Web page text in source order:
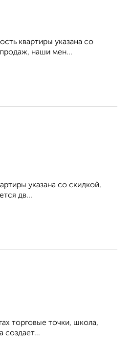
квартиры указана со
наши мен...
указана со скидкой,
дв...
торговые точки, школа,
создает...